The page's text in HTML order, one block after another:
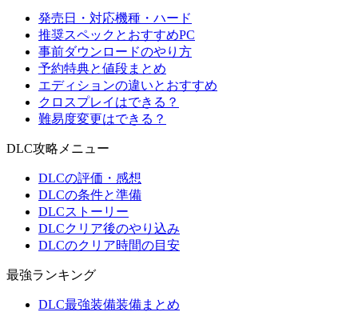
発売日・対応機種・ハード
推奨スペックとおすすめPC
事前ダウンロードのやり方
予約特典と値段まとめ
エディションの違いとおすすめ
クロスプレイはできる？
難易度変更はできる？
DLC攻略メニュー
DLCの評価・感想
DLCの条件と準備
DLCストーリー
DLCクリア後のやり込み
DLCのクリア時間の目安
最強ランキング
DLC最強装備装備まとめ